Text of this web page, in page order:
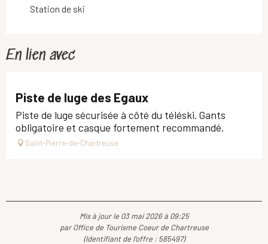
Station de ski
En lien avec
Piste de luge des Egaux
Piste de luge sécurisée à côté du téléski. Gants
obligatoire et casque fortement recommandé.
Saint-Pierre-de-Chartreuse
Mis à jour le 03 mai 2026 à 09:25
par Office de Tourisme Coeur de Chartreuse
(Identifiant de l'offre : 585497)